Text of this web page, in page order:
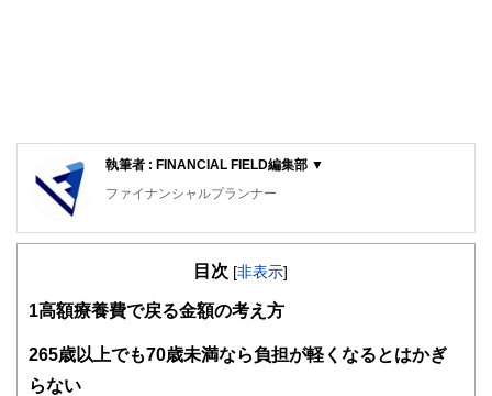
執筆者 : FINANCIAL FIELD編集部 ▼
ファイナンシャルプランナー
FinancialField編集部は、金融、経済に関する記事を、日々
知識がない方でも理解できるようわかりやすく発信していま
得者を中心に「お金や暮らし」に関する書籍・雑誌の編集経
験者で構成され、企画立案から記事掲載まですべての工程に
目次 [非表示]
1高額療養費で戻る金額の考え方
265歳以上でも70歳未満なら負担が軽くなるとはかぎ
らない